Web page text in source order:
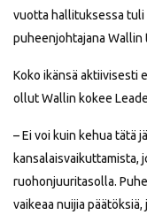
vuotta hallituksessa tuli
puheenjohtajana Wallin
Koko ikänsä aktiivisesti
ollut Wallin kokee
– Ei voi kuin kehua tätä
kansalaisvaikuttamista,
ruohonjuuritasolla.
vaikeaa nuijia